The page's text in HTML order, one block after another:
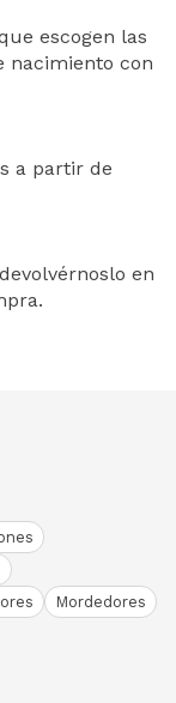
escogen las
nacimiento con
a partir de
en
Mordedores